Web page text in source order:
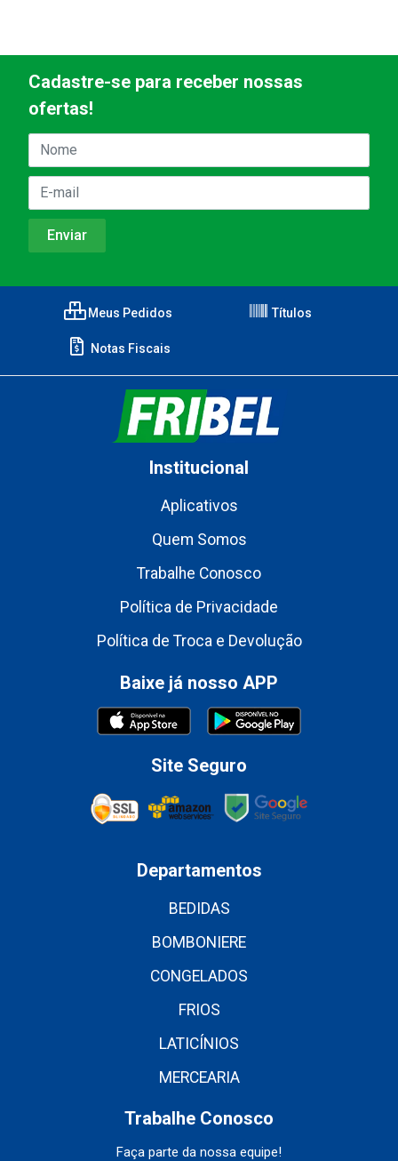
Cadastre-se para receber nossas
ofertas!
Meus Pedidos Títulos
Notas Fiscais
Institucional
Aplicativos
Quem Somos
Trabalhe Conosco
Política de Privacidade
Política de Troca e Devolução
Baixe já nosso APP
Site Seguro
Departamentos
BEDIDAS
BOMBONIERE
CONGELADOS
FRIOS
LATICÍNIOS
MERCEARIA
Trabalhe Conosco
Faça parte da nossa equipe!